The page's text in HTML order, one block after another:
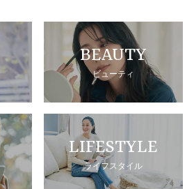
BEAUTY
ビューティ
LIFESTYLE
ライフスタイル